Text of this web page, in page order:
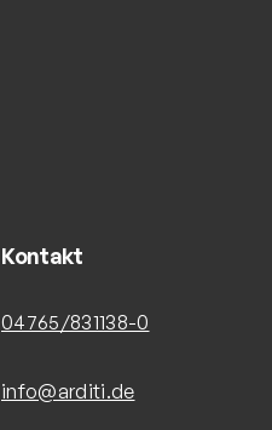
Kontakt
04765/831138-0
info@arditi.de